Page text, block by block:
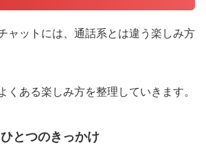
ャットには、通話系とは違う楽しみ方
くある楽しみ方を整理していきます。
とつのきっかけ